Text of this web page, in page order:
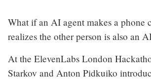
What if an AI agent makes a phone
realizes the other person is also an
At the ElevenLabs London
Starkov and Anton Pidkuiko